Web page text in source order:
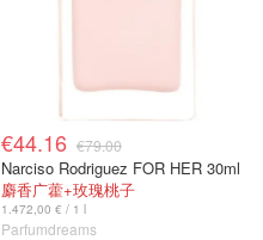
€44.16 €79.00
Narciso Rodriguez FOR HER 30ml
麝香广藿+玫瑰桃子
1.472,00 € / 1 l
Parfumdreams